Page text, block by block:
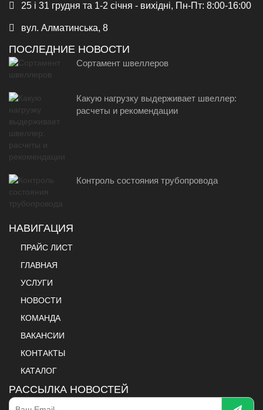
25 і 31 грудня та 1-2 січня - вихідні, Пн-Пт: 8:00-16:00
вул. Алматинська, 8
ПОСЛЕДНИЕ НОВОСТИ
Сортамент швеллеров
Какую нагрузку выдерживает швеллер:
расчеты и рекомендации
Контроль состояния трубопровода
НАВИГАЦИЯ
ПРАЙС ЛИСТ
ГЛАВНАЯ
УСЛУГИ
НОВОСТИ
КОМАНДА
ВАКАНСИИ
КОНТАКТЫ
КАТАЛОГ
РАССЫЛКА НОВОСТЕЙ